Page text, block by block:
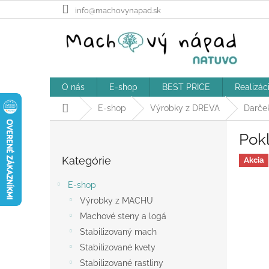
na
info@machovynapad.sk
O nás E-shop BEST PRICE
DomovE-shop Výrobky z DREVA
kategórie
Kategórie
E-shop
Výrobky z MACHU
Machové steny a logá
Stabilizovaný mach
Stabilizované kvety
Stabilizované rastliny
Akcia